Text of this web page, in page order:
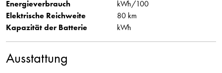
Energieverbrauch
kWh/100
Elektrische Reichweite
80 km
Kapazität der Batterie
kWh
Ausstattung